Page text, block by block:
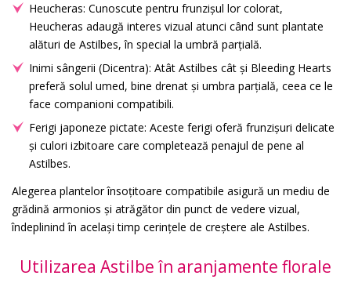
Heucheras: Cunoscute pentru frunzișul lor colorat,
Heucheras adaugă interes vizual atunci când sunt plantate
alături de Astilbes, în special la umbră parțială.
Inimi sângerii (Dicentra): Atât Astilbes cât și Bleeding Hearts
preferă solul umed, bine drenat și umbra parțială, ceea ce le
face companioni compatibili.
Ferigi japoneze pictate: Aceste ferigi oferă frunzișuri delicate
și culori izbitoare care completează penajul de pene al
Astilbes.
Alegerea plantelor însoțitoare compatibile asigură un mediu de
grădină armonios și atrăgător din punct de vedere vizual,
îndeplinind în același timp cerințele de creștere ale Astilbes.
Utilizarea Astilbe în aranjamente florale